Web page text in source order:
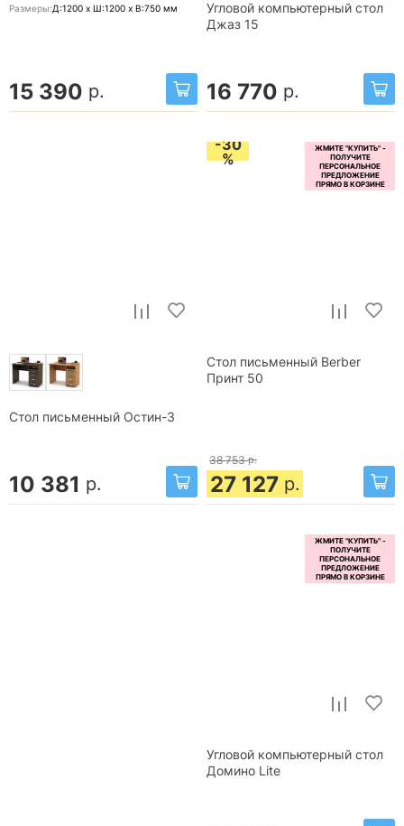
Размеры:Д:1200 x Ш:1200 x В:750 мм
15 390 р.
Угловой компьютерный стол
Джаз 15
16 770 р.
Стол письменный Остин-3
10 381 р.
-30
%
Стол письменный Berber
Принт 50
38 753 р.
27 127 р.
Угловой компьютерный стол
Домино Lite